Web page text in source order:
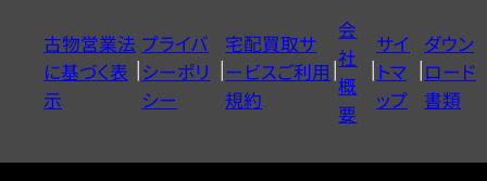
ヤ
ル
0120604117
古物営業法
に基づく表
示
プライバ
シーポリ
シー
宅配買取サ
ービスご利用
規約
会
社
概
要
サイ
トマ
ップ
ダウン
ロード
書類